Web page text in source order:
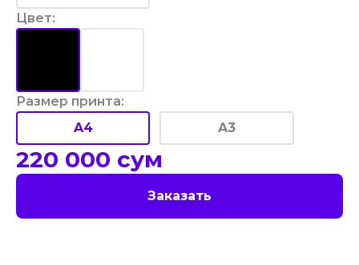
Цвет:
Размер принта:
A4
A3
220 000 сум
Заказать